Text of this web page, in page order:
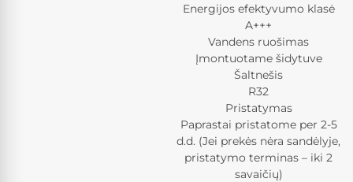
Energijos efektyvumo klasė
A+++
Vandens ruošimas
Įmontuotame šidytuve
Šaltnešis
R32
Pristatymas
Paprastai pristatome per 2-5
d.d. (Jei prekės nėra sandėlyje,
pristatymo terminas – iki 2
savaičių)